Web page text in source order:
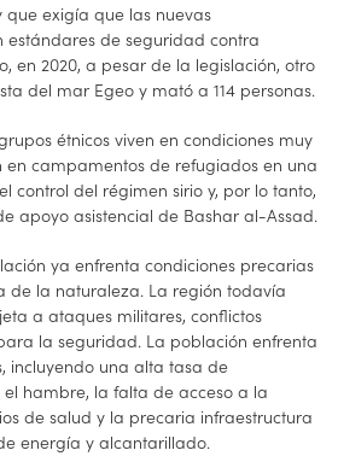
que exigía que las nuevas
estándares de seguridad contra
en 2020, a pesar de la legislación, otro
del mar Egeo y mató a 114 personas.
étnicos viven en condiciones muy
en campamentos de refugiados en una
control del régimen sirio y, por lo tanto,
apoyo asistencial de Bashar al-Assad.
ya enfrenta condiciones precarias
de la naturaleza. La región todavía
a ataques militares, conflictos
la seguridad. La población enfrenta
incluyendo una alta tasa de
hambre, la falta de acceso a la
de salud y la precaria infraestructura
energía y alcantarillado.